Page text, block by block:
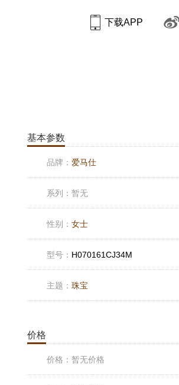
下载APP
基本参数
品牌： 爱马仕
系列： 暂无
性别： 女士
型号： H070161CJ34M
主题： 珠宝
价格
价格： 暂无价格